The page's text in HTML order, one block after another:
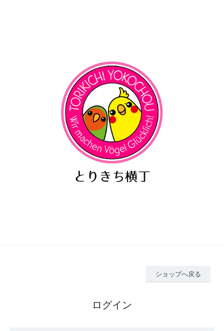
ショップへ戻る
ログイン